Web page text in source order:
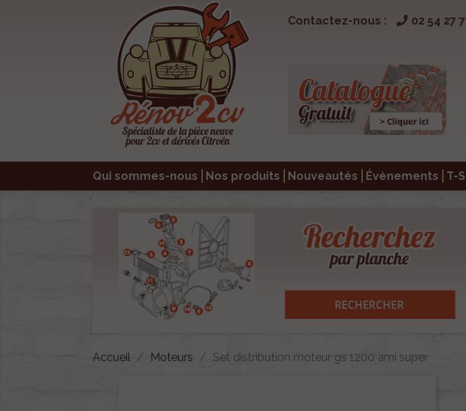
Contactez-nous : 02 54 27
Qui sommes-nous Nos produits Nouveautés Évènements T-
Accueil Moteurs Set distribution moteur gs 1200 ami super